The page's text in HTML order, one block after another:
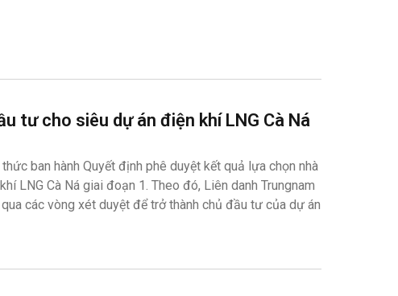
tư cho siêu dự án điện khí LNG Cà Ná
ban hành Quyết định phê duyệt kết quả lựa chọn nhà
LNG Cà Ná giai đoạn 1. Theo đó, Liên danh Trungnam
các vòng xét duyệt để trở thành chủ đầu tư của dự án